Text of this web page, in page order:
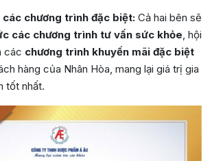
các chương trình đặc biệt: Cả hai bên sẽ
các chương trình tư vấn sức khỏe, hội
các chương trình khuyến mãi đặc biệt
hàng của Nhân Hòa, mang lại giá trị gia
tốt nhất.